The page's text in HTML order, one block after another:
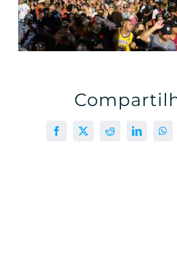
Facebook
X RedditLinkedIn